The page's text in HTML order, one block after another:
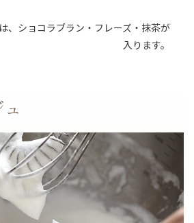
、ショコラブラン・フレーズ・抹茶が
入ります。